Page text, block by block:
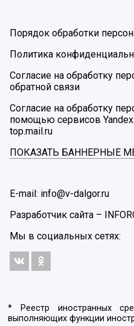
Порядок обработки
Политика
Согласие на обработку
обратной связи
Согласие на обработку
помощью сервисов
top.mail.ru
ПОКАЗАТЬ БАННЕРНЫЕ
E-mail: info@v-dalgor.ru
Разработчик сайта –
Мы в социальных сетях:
* Реестр иностранных
выполняющих функции